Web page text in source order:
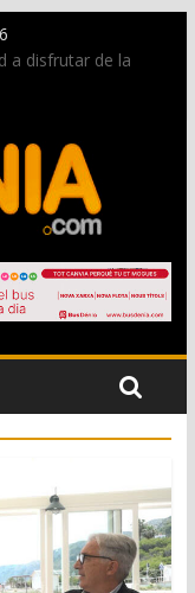
a disfrutar de la
de 50.000 imágenes
Marqués de
agosto a
Jardins de
de la ciudad y